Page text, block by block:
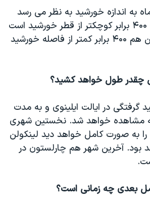
به اندازه خورشید به نظر می رسد
زیرا هرچند قطر ماه ۴۰۰ برابر کوچکتر از قطر خورشید است
اما فاصله آن با زمین هم ۴۰۰ برابر کمتر از فاصله خورشید
چقدر طول خواهد کشید؟
گرفتگی در ایالت ایلینوی و به مدت
و ۴۴ ثانیه مشاهده خواهد شد. نخستین شهری
به صورت کامل خواهد دید لینکولن
بود. آخرین شهر هم چارلستون در
بعدی چه زمانی است؟